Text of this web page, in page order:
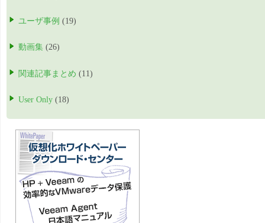
ユーザ事例 (19)
動画集 (26)
関連記事まとめ (11)
User Only (18)